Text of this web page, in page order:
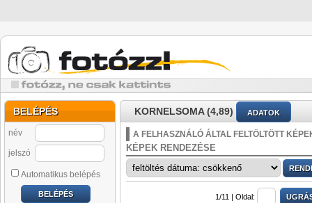
BELÉPÉS
név
jelszó
Automatikus belépés
KORNELSOMA (4,89) ADATOK
A FELHASZNÁLÓ ÁLTAL FELTÖLTÖTT
KÉPEK RENDEZÉSE
1/11 | Oldal: